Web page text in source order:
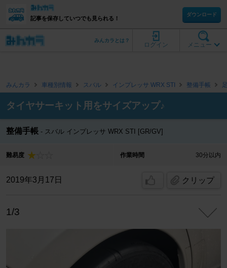
記事を保存していつでも見られる！
ダウンロード
メニュー
ログイン
みんカラとは？
みんカラ 車種別情報 スバル インプレッサ WRX STI 整備手帳
タイヤサーキット用をサイズアップ♪
整備手帳 スバル インプレッサ WRX STI [GR/GV]
難易度 作業時間 30分以内
2019年3月17日 クリップ
1/3